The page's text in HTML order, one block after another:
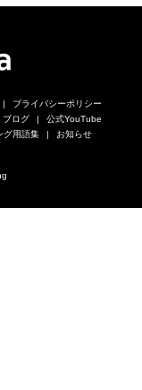
プライバシーポリシー
ブログ
公式YouTube
グ用語集
お知らせ